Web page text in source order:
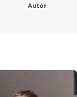
Autor